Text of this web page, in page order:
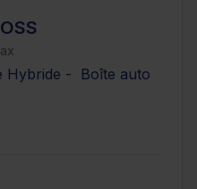
Hybride - Boîte auto